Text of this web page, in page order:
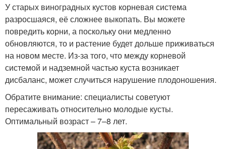
У старых виноградных кустов корневая система
разросшаяся, её сложнее выкопать. Вы можете
повредить корни, а поскольку они медленно
обновляются, то и растение будет дольше приживаться
на новом месте. Из-за того, что между корневой
системой и надземной частью куста возникает
дисбаланс, может случиться нарушение плодоношения.
Обратите внимание: специалисты советуют
пересаживать относительно молодые кусты.
Оптимальный возраст – 7–8 лет.